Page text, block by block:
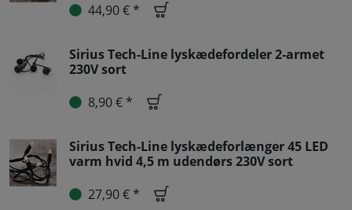
44,90 € *
Sirius Tech-Line lyskædefordeler 2-armet
230V sort
8,90 € *
Sirius Tech-Line lyskædeforlænger 45 LED
varm hvid 4,5 m udendørs 230V sort
27,90 € *